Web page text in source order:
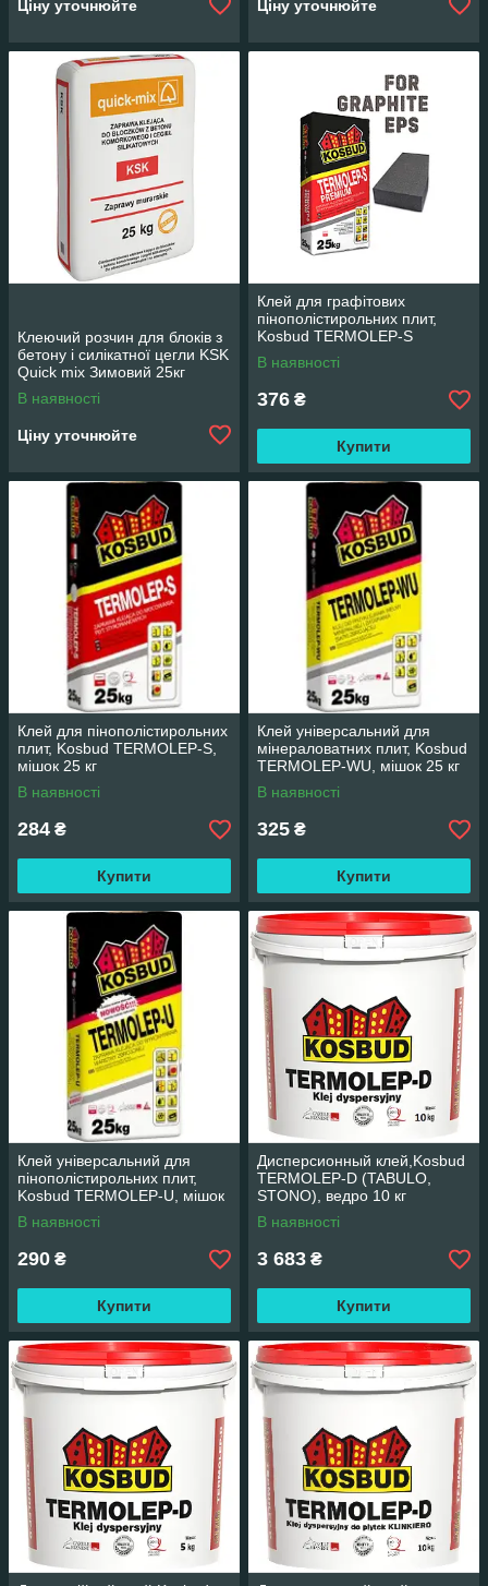
Ціну уточнюйте Ціну уточнюйте
Клеючий розчин для блоків з
бетону і силікатної цегли KSK
Quick mix Зимовий 25кг
В наявності
Ціну уточнюйте
Клей для графітових
пінополістирольних плит,
Kosbud TERMOLEP-S
PREMIUM, мішок 25 кг
В наявності
376 ₴
Купити
Клей для пінополістирольних
плит, Kosbud TERMOLEP-S,
мішок 25 кг
В наявності
284 ₴
Купити
Клей універсальний для
мінераловатних плит, Kosbud
TERMOLEP-WU, мішок 25 кг
В наявності
325 ₴
Купити
Клей універсальний для
пінополістирольних плит,
Kosbud TERMOLEP-U, мішок
25 кг
В наявності
290 ₴
Купити
Дисперсионный клей,Kosbud
TERMOLEP-D (TABULO,
STONO), ведро 10 кг
В наявності
3 683 ₴
Купити